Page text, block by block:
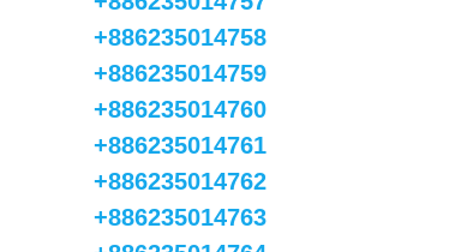
+886235014758
+886235014759
+886235014760
+886235014761
+886235014762
+886235014763